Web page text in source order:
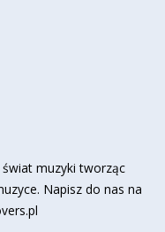
muzyki tworząc
Napisz do nas na